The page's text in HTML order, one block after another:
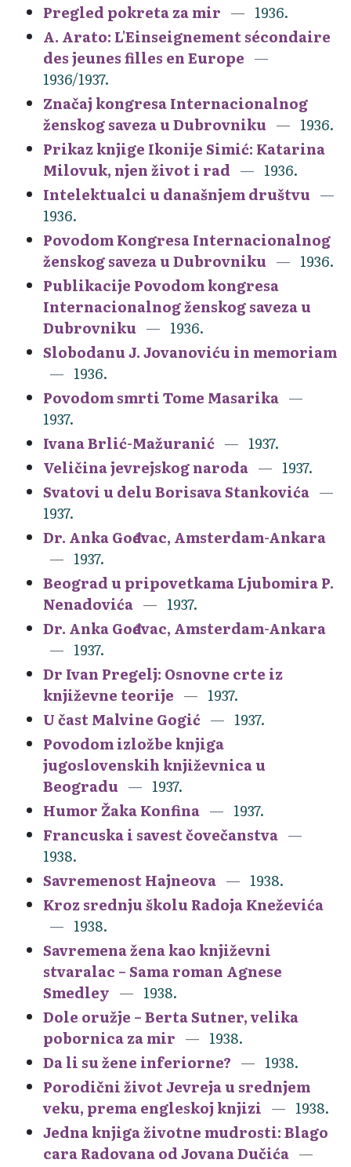
Pregled pokreta za mir
1936.
A. Arato: L'Einseignement sécondaire
des jeunes filles en Europe
1936/1937.
Značaj kongresa Internacionalnog
ženskog saveza u Dubrovniku
1936.
Prikaz knjige Ikonije Simić: Katarina
Milovuk, njen život i rad
1936.
Intelektualci u današnjem društvu
1936.
Povodom Kongresa Internacionalnog
ženskog saveza u Dubrovniku
1936.
Publikacije Povodom kongresa
Internacionalnog ženskog saveza u
Dubrovniku
1936.
Slobodanu J. Jovanoviću in memoriam
1936.
Povodom smrti Tome Masarika
1937.
Ivana Brlić-Mažuranić
1937.
Veličina jevrejskog naroda
1937.
Svatovi u delu Borisava Stankovića
1937.
Dr. Anka Gođevac, Amsterdam-Ankara
1937.
Beograd u pripovetkama Ljubomira P.
Nenadovića
1937.
Dr. Anka Gođevac, Amsterdam-Ankara
1937.
Dr Ivan Pregelj: Osnovne crte iz
književne teorije
1937.
U čast Malvine Gogić
1937.
Povodom izložbe knjiga
jugoslovenskih književnica u
Beogradu
1937.
Humor Žaka Konfina
1937.
Francuska i savest čovečanstva
1938.
Savremenost Hajneova
1938.
Kroz srednju školu Radoja Kneževića
1938.
Savremena žena kao književni
stvaralac – Sama roman Agnese
Smedley
1938.
Dole oružje – Berta Sutner, velika
pobornica za mir
1938.
Da li su žene inferiorne?
1938.
Porodični život Jevreja u srednjem
veku, prema engleskoj knjizi
1938.
Jedna knjiga životne mudrosti: Blago
cara Radovana od Jovana Dučića